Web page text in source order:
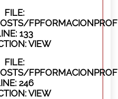
FILE:
133
VIEW
FILE:
246
VIEW